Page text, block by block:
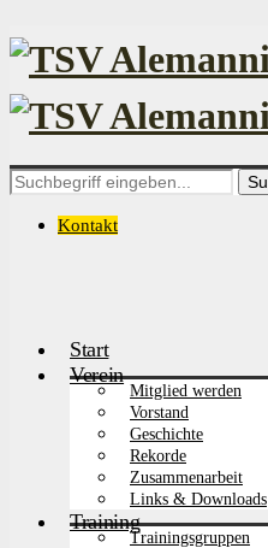
Search
for:
Kontakt
Start
Verein
Mitglied werden
Vorstand
Geschichte
Rekorde
Zusammenarbeit
Links & Downloads
Training
Trainingsgruppen